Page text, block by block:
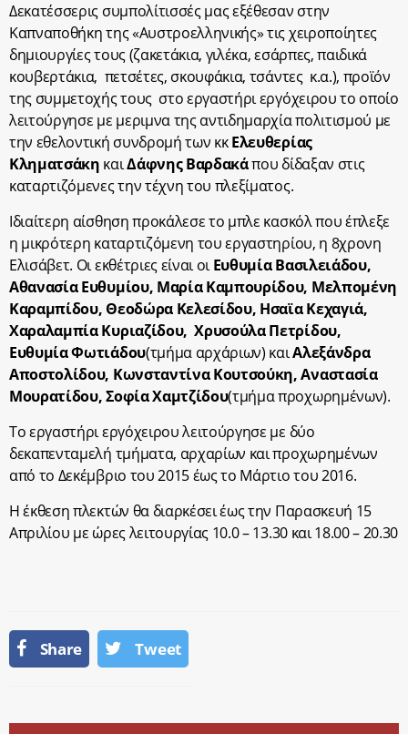
Δεκατέσσερις συμπολίτισσές μας εξέθεσαν στην
Καπναποθήκη της «Αυστροελληνικής» τις χειροποίητες
δημιουργίες τους (ζακετάκια, γιλέκα, εσάρπες, παιδικά
κουβερτάκια, πετσέτες, σκουφάκια, τσάντες κ.α.), προϊόν
της συμμετοχής τους στο εργαστήρι εργόχειρου το οποίο
λειτούργησε με μεριμνα της αντιδημαρχία πολιτισμού με
την εθελοντική συνδρομή των κκΕλευθερίας
Κληματσάκη καιΔάφνης Βαρδακάπου δίδαξαν στις
καταρτιζόμενες την τέχνη του πλεξίματος.
Ιδιαίτερη αίσθηση προκάλεσε το μπλε κασκόλ που έπλεξε
η μικρότερη καταρτιζόμενη του εργαστηρίου, η 8χρονη
Ελισάβετ. Οι εκθέτριες είναι οιΕυθυμία Βασιλειάδου,
Αθανασία Ευθυμίου, Μαρία Καμπουρίδου, Μελπομένη
Καραμπίδου, Θεοδώρα Κελεσίδου, Ησαϊα Κεχαγιά,
Χαραλαμπία Κυριαζίδου, Χρυσούλα Πετρίδου,
Ευθυμία Φωτιάδου(τμήμα αρχάριων) καιΑλεξάνδρα
Αποστολίδου, Κωνσταντίνα Κουτσούκη, Αναστασία
Μουρατίδου, Σοφία Χαμτζίδου(τμήμα προχωρημένων).
Το εργαστήρι εργόχειρου λειτούργησε με δύο
δεκαπενταμελή τμήματα, αρχαρίων και προχωρημένων
από το Δεκέμβριο του 2015 έως το Μάρτιο του 2016.
Η έκθεση πλεκτών θα διαρκέσει έως την Παρασκευή 15
Απριλίου με ώρες λειτουργίας 10.0 – 13.30 και 18.00 – 20.30
Share Tweet